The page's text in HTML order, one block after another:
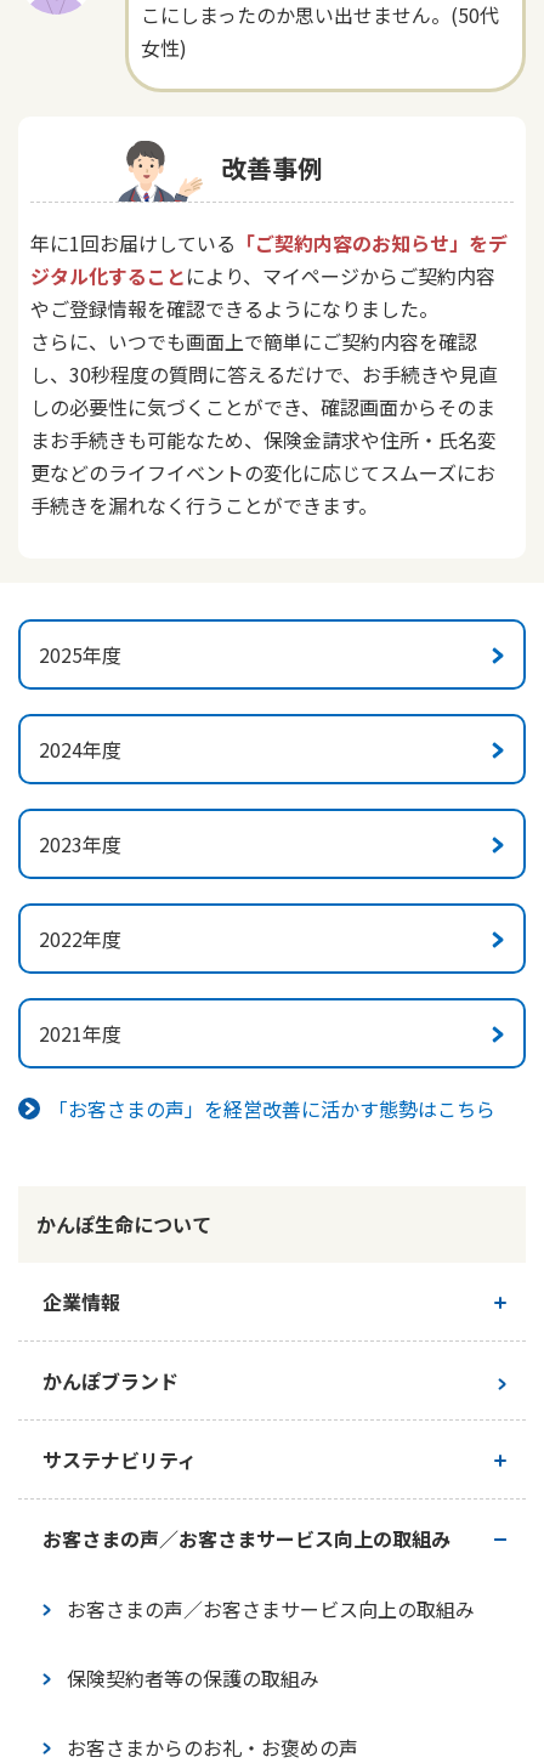
こにしまったのか思い出せません。(50代
女性)
改善事例
年に1回お届けしている 「ご契約内容のお知らせ」をデ
ジタル化することにより、マイページからご契約内容
やご登録情報を確認できるようになりました。
さらに、いつでも画面上で簡単にご契約内容を確認
し、30秒程度の質問に答えるだけで、お手続きや見直
しの必要性に気づくことができ、確認画面からそのま
まお手続きも可能なため、保険金請求や住所・氏名変
更などのライフイベントの変化に応じてスムーズにお
手続きを漏れなく行うことができます。
2025年度
2024年度
2023年度
2022年度
2021年度
「お客さまの声」を経営改善に活かす態勢はこちら
かんぽ生命について
企業情報
ご挨拶
かんぽブランド
サステナビリティ
かんぽ生命のサステナビリティ
トップメッセージ
サステナビリティの考え方
マテリアリティ
お客さまの声／お客さまサービス向上の取組み
お客さまの声／お客さまサービス向上の取組み
保険契約者等の保護の取組み
お客さまからのお礼・お褒めの声